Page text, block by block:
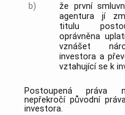
b)
že první
agentura jí
titulu
oprávněna
vznášet
investora a
vztahující se k
Postoupená práva
nepřekročí původní
investora.